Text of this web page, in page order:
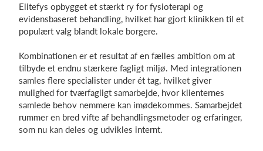
Elitefys opbygget et stærkt ry for fysioterapi og
evidensbaseret behandling, hvilket har gjort klinikken til et
populært valg blandt lokale borgere.
Kombinationen er et resultat af en fælles ambition om at
tilbyde et endnu stærkere fagligt miljø. Med integrationen
samles flere specialister under ét tag, hvilket giver
mulighed for tværfagligt samarbejde, hvor klienternes
samlede behov nemmere kan imødekommes. Samarbejdet
rummer en bred vifte af behandlingsmetoder og erfaringer,
som nu kan deles og udvikles internt.